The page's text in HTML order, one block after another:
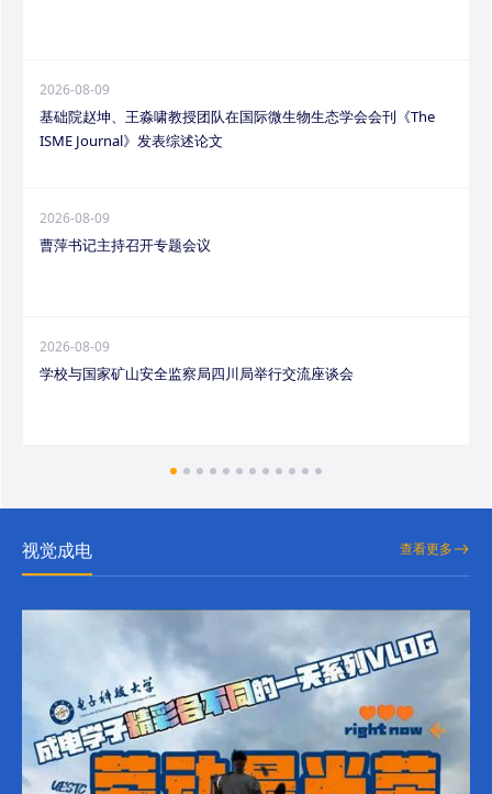
2026-08-09
基础院赵坤、王淼啸教授团队在国际微生物生态学会会刊《The
ISME Journal》发表综述论文
2026-08-09
曹萍书记主持召开专题会议
2026-08-09
学校与国家矿山安全监察局四川局举行交流座谈会
视觉成电 查看更多